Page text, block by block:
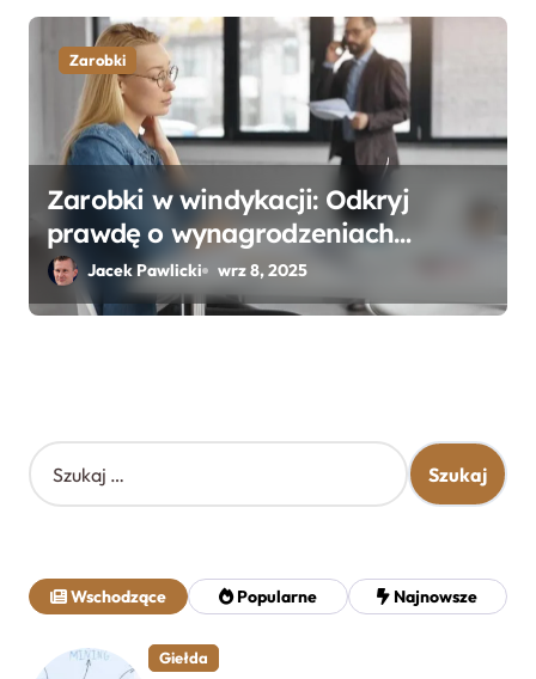
Zarobki
Zarobki w windykacji: Odkryj
prawdę o wynagrodzeniach
specjalistów w branży
Jacek Pawlicki wrz 8, 2025
S
z
j
:
Wschodzące Popularne Najnowsze
Giełda